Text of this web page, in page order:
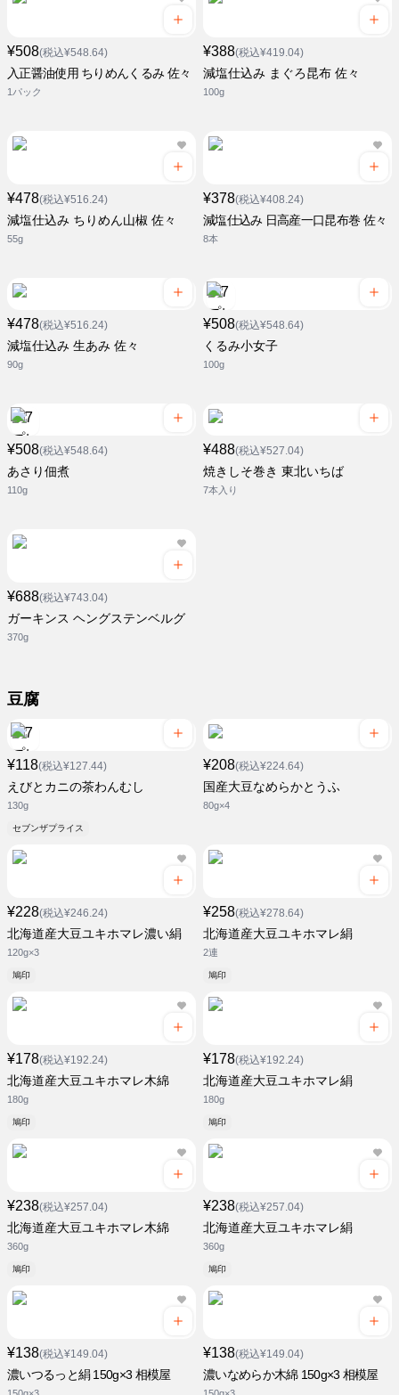
¥508(税込¥548.64)
入正醤油使用 ちりめんくるみ 佐々
1パック
¥388(税込¥419.04)
減塩仕込み まぐろ昆布 佐々
100g
¥478(税込¥516.24)
減塩仕込み ちりめん山椒 佐々
55g
¥378(税込¥408.24)
減塩仕込み 日高産一口昆布巻 佐々
8本
¥478(税込¥516.24)
減塩仕込み 生あみ 佐々
90g
¥508(税込¥548.64)
くるみ小女子
100g
¥508(税込¥548.64)
あさり佃煮
110g
¥488(税込¥527.04)
焼きしそ巻き 東北いちば
7本入り
¥688(税込¥743.04)
ガーキンス ヘングステンベルグ
370g
豆腐
¥118(税込¥127.44)
えびとカニの茶わんむし
130g
セブンザプライス
¥208(税込¥224.64)
国産大豆なめらかとうふ
80g×4
¥228(税込¥246.24)
北海道産大豆ユキホマレ濃い絹
120g×3
鳩印
¥258(税込¥278.64)
北海道産大豆ユキホマレ絹
2連
鳩印
¥178(税込¥192.24)
北海道産大豆ユキホマレ木綿
180g
鳩印
¥178(税込¥192.24)
北海道産大豆ユキホマレ絹
180g
鳩印
¥238(税込¥257.04)
北海道産大豆ユキホマレ木綿
360g
鳩印
¥238(税込¥257.04)
北海道産大豆ユキホマレ絹
360g
鳩印
¥138(税込¥149.04)
濃いつるっと絹 150g×3 相模屋
¥138(税込¥149.04)
濃いなめらか木綿 150g×3 相模屋